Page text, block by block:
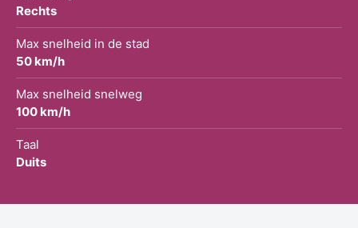
Rechts
Max snelheid in de stad
50 km/h
Max snelheid snelweg
100 km/h
Taal
Duits